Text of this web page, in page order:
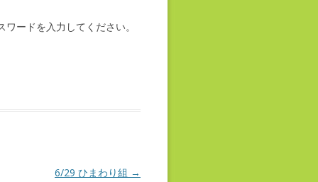
ードを入力してください。
6/29 ひまわり組 →